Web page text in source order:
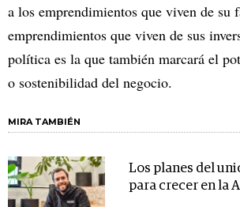
a los emprendimientos que viven de su
emprendimientos que viven de sus
política es la que también marcará el
o sostenibilidad del negocio.
MIRA TAMBIÉN
Los planes del
para crecer en la